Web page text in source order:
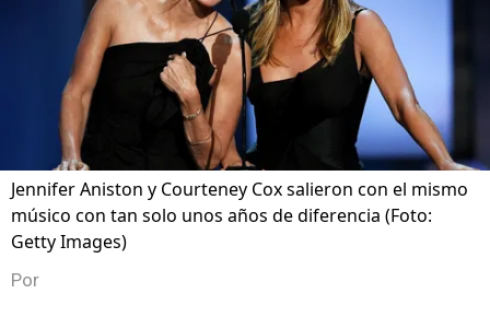
Jennifer Aniston y Courteney Cox salieron con el mismo
músico con tan solo unos años de diferencia (Foto:
Getty Images)
Por